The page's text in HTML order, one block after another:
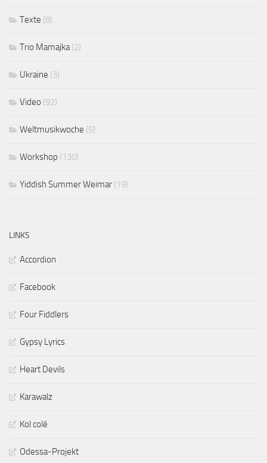
Texte (8)
Trio Mamajka(2)
Ukraine (3)
Video (92)
Weltmusikwoche (5)
Workshop (130)
Yiddish Summer Weimar (19)
LINKS
Accordion
Facebook
Four Fiddlers
Gypsy Lyrics
Heart Devils
Karawalz
Kol colé
Odessa-Projekt